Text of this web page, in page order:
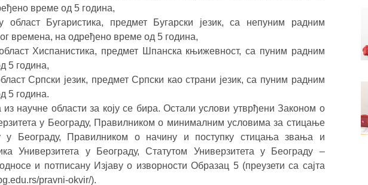
време од 5 година,
област Бугаристика, предмет Бугарски језик, са непуним радним
времена, на одређено време од 5 година,
Хиспанистика, предмет Шпанска књижевност, са пуним радним
5 година,
Српски језик, предмет Српски као страни језик, са пуним радним
5 година.
научне области за коју се бира. Остали услови утврђени Законом о
у Београду, Правилником о минималним условима за стицање
у Београду, Правилником о начину и поступку стицања звања и
Универзитета у Београду, Статутом Универзитета у Београду –
и потписану Изјаву о изворности Образац 5 (преузети са сајта
pravni-okvir/).